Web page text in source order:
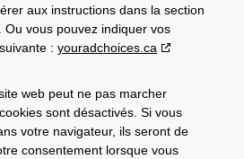
aux instructions dans la section
Ou vous pouvez indiquer vos
: youradchoices.ca
web peut ne pas marcher
sont désactivés. Si vous
votre navigateur, ils seront de
consentement lorsque vous